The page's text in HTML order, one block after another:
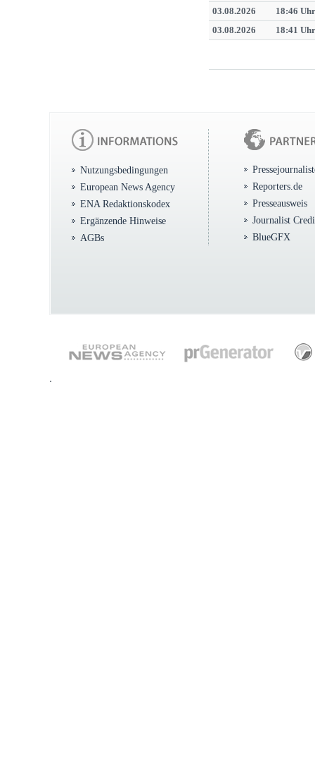
03.08.2026
18:46 Uhr
03.08.2026
18:41 Uhr
Nutzungsbedingungen
European News Agency
ENA Redaktionskodex
Ergänzende Hinweise
AGBs
Reporters.de
Presseausweis
Journalist
BlueGFX
.